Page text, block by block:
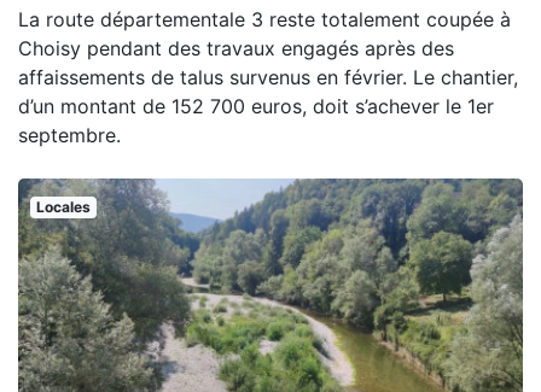
La route départementale 3 reste totalement coupée à
Choisy pendant des travaux engagés après des
affaissements de talus survenus en février. Le chantier,
d’un montant de 152 700 euros, doit s’achever le 1er
septembre.
Locales